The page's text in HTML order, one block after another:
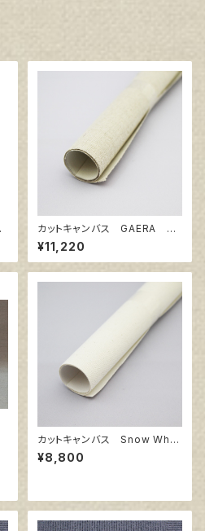
カットキャンバス GAERA F
S60
¥11,220
カットキャンバス Snow Whit
e SPC F100
¥8,800